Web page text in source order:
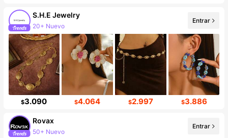
S.H.E Jewelry
20+ Nuevo
Entrar
$3.090 $4.064 $2.997 $3.886
Rovax
50+ Nuevo
Entrar